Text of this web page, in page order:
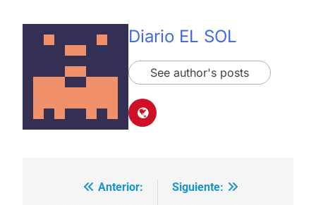
Diario EL SOL
See author's posts
Navegación
Anterior:
Siguiente: